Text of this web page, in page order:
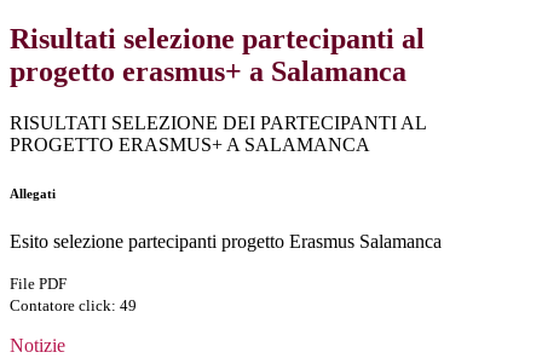
Risultati selezione partecipanti al
progetto erasmus+ a Salamanca
RISULTATI SELEZIONE DEI PARTECIPANTI AL
PROGETTO ERASMUS+ A SALAMANCA
Allegati
Esito selezione partecipanti progetto Erasmus Salamanca
File PDF
Contatore click: 49
Notizie